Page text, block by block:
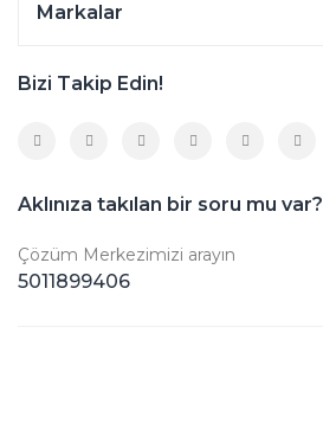
Markalar
Bizi Takip Edin!
Aklınıza takılan bir soru mu var?
Çözüm Merkezimizi arayın
5011899406